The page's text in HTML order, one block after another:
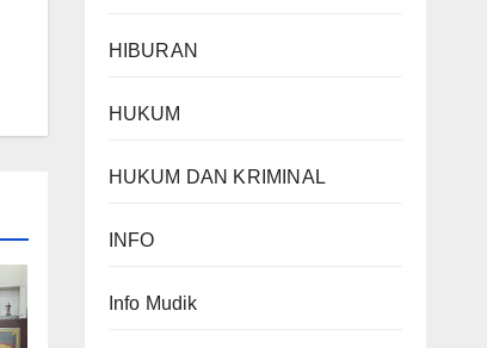
HIBURAN
HUKUM
HUKUM DAN KRIMINAL
INFO
Info Mudik